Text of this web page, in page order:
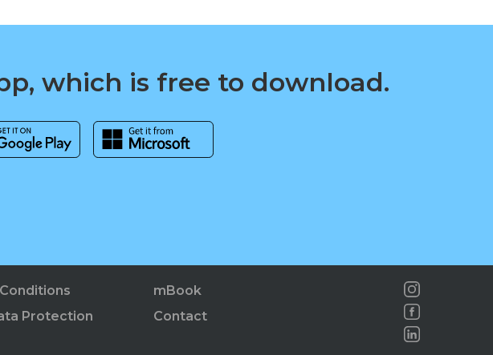
which is free to download.
Protection
mBook
Contact